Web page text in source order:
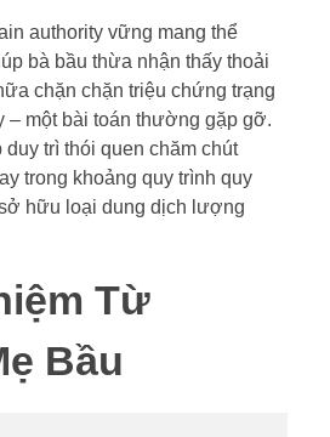
authority vững mang thể
bà bầu thừa nhận thấy thoải
chặn chặn triệu chứng trạng
– một bài toán thường gặp gỡ.
duy trì thói quen chăm chút
trong khoảng quy trình quy
hữu loại dung dịch lượng
Từ
Bầu